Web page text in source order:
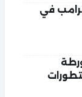
في